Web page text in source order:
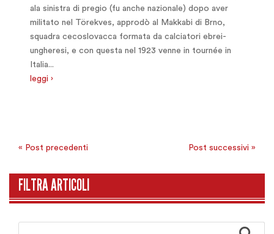
ala sinistra di pregio (fu anche nazionale) dopo aver
militato nel Törekves, approdò al Makkabi di Brno,
squadra cecoslovacca formata da calciatori ebrei-
ungheresi, e con questa nel 1923 venne in tournée in
Italia...
leggi ›
« Post precedenti Post successivi »
FILTRA ARTICOLI